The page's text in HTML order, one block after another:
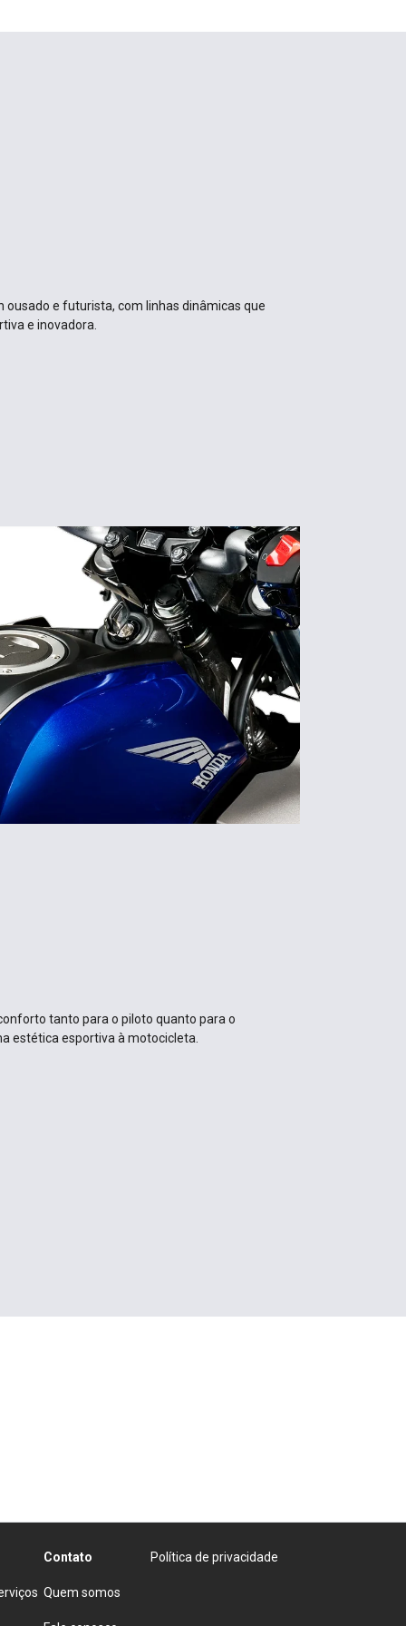
ousado e futurista, com linhas dinâmicas que
e inovadora.
tanto para o piloto quanto para o
estética esportiva à motocicleta.
Contato
Quem somos
Política de privacidade